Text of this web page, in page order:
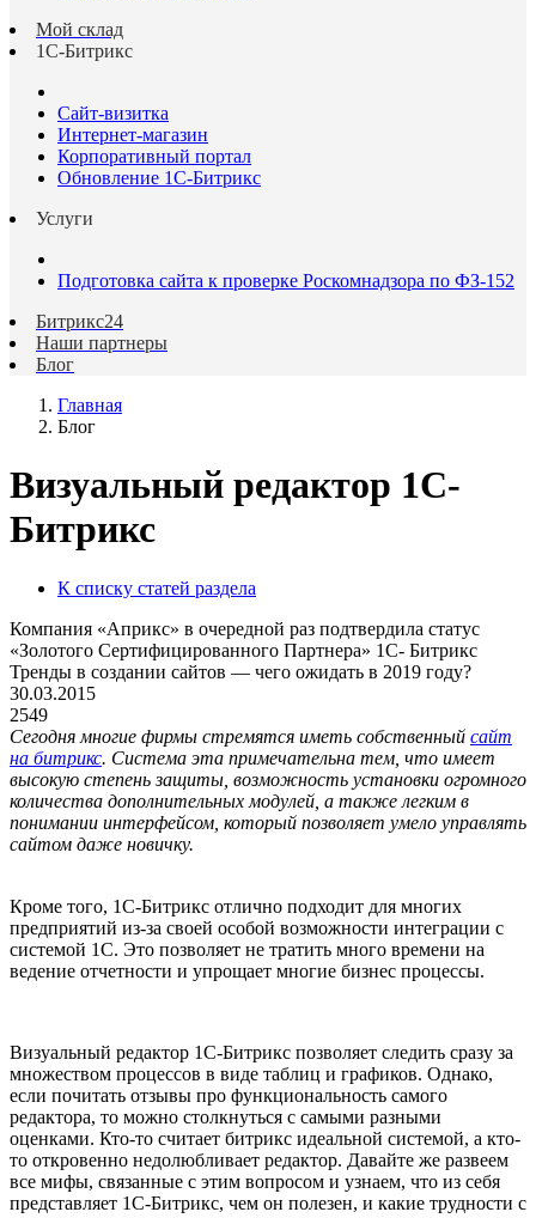
Мой склад
1С-Битрикс
Сайт-визитка
Интернет-магазин
Корпоративный портал
Обновление 1С-Битрикс
Услуги
Подготовка сайта к проверке Роскомнадзора по ФЗ-152
Битрикс24
Наши партнеры
Блог
Главная
Блог
Визуальный редактор 1С-
Битрикс
К списку статей раздела
Компания «Априкс» в очередной раз подтвердила статус
«Золотого Сертифицированного Партнера» 1С- Битрикс
Тренды в создании сайтов — чего ожидать в 2019 году?
30.03.2015
2549
Сегодня многие фирмы стремятся иметь собственный сайт
на битрикс. Система эта примечательна тем, что имеет
высокую степень защиты, возможность установки огромного
количества дополнительных модулей, а также легким в
понимании интерфейсом, который позволяет умело управлять
сайтом даже новичку.
Кроме того, 1С-Битрикс отлично подходит для многих
предприятий из-за своей особой возможности интеграции с
системой 1С. Это позволяет не тратить много времени на
ведение отчетности и упрощает многие бизнес процессы.
Визуальный редактор 1С-Битрикс позволяет следить сразу за
множеством процессов в виде таблиц и графиков. Однако,
если почитать отзывы про функциональность самого
редактора, то можно столкнуться с самыми разными
оценками. Кто-то считает битрикс идеальной системой, а кто-
то откровенно недолюбливает редактор. Давайте же развеем
все мифы, связанные с этим вопросом и узнаем, что из себя
представляет 1С-Битрикс, чем он полезен, и какие трудности с